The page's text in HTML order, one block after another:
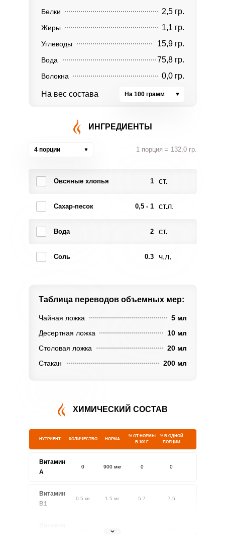
Белки 2,5 гр.
Жиры 1,1 гр.
Углеводы 15,9 гр.
Вода 75,8 гр.
Волокна 0,0 гр.
На вес состава На 100 грамм
ИНГРЕДИЕНТЫ
4 порции 1 порция = 132,0 гр.
Овсяные хлопья 1 ст.
Сахар-песок 0,5 - 1 ст.л.
Вода 2 ст.
Соль 0.3 ч.л.
Таблица переводов объемных мер:
Чайная ложка
5 мл
Десертная ложка
10 мл
Столовая ложка
20 мл
Стакан
200 мл
ХИМИЧЕСКИЙ СОСТАВ
НУТРИЕНТ КОЛИЧЕСТВО НОРМА
% ОТ НОРМЫ
В 100 Г
% В ОДНОЙ
ПОРЦИИ
Витамин
A
0 900 мкг 0 0
Витамин
В1
0.5 мг 1.5 мг 5.7 7.5
1.8 мг